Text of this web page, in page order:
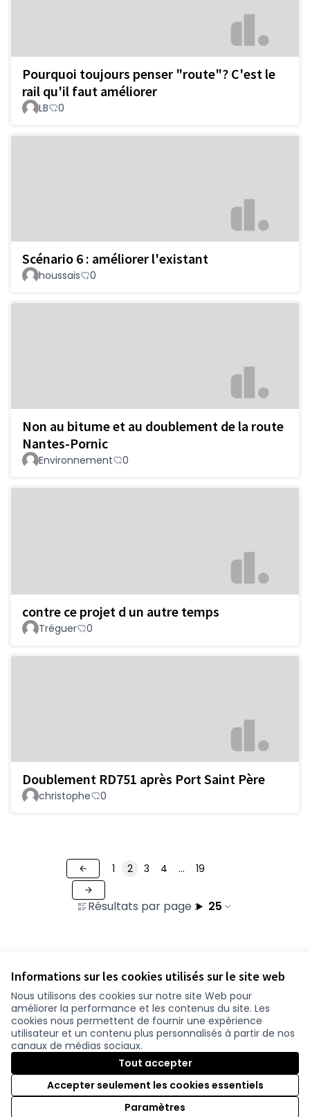
Informations sur les cookies utilisés sur le site web
Nous utilisons des cookies sur notre site Web pour
améliorer la performance et les contenus du site. Les
cookies nous permettent de fournir une expérience
utilisateur et un contenu plus personnalisés à partir de nos
canaux de médias sociaux.
Tout accepter
Accepter seulement les cookies essentiels
Paramètres
Pourquoi toujours penser "route"? C'est le
rail qu'il faut améliorer
LB 0
Scénario 6 : améliorer l'existant
houssais 0
Non au bitume et au doublement de la route
Nantes-Pornic
Environnement 0
contre ce projet d un autre temps
Tréguer 0
Doublement RD751 après Port Saint Père
christophe 0
Résultats par page : 25
1 2 3 4 … 19
Conditions d'utilisation
Paramètres des cookies
participer.loire-atlantique.fr sur Facebook
(Nouvelle fenêtre)
participer.loire-atlantique.fr sur Instagram
(Nouvelle fenêtre)
participer.loire-atlantique.fr sur YouTube
(Nouvelle fenêtre)
Licence
(Nouvelle